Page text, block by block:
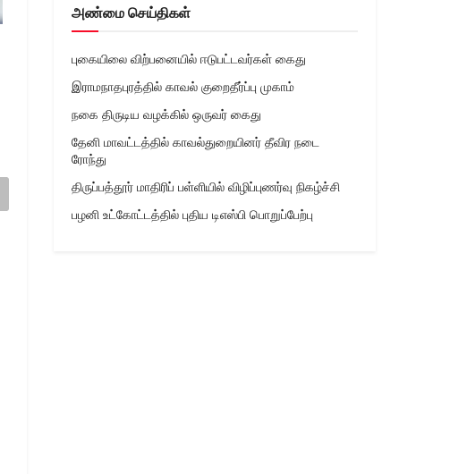
அண்மை செய்திகள்
புகையிலை விற்பனையில் ஈடுபட்டவர்கள் கைது
இராமநாதபுரத்தில் காவல் குறைதீர்ப்பு முகாம்
நகை திருடிய வழக்கில் ஒருவர் கைது
தேனி மாவட்டத்தில் காவல்துறையினர் தீவிர நடை
ரோந்து
திருப்பத்தூர் மாதிரிப் பள்ளியில் விழிப்புணர்வு நிகழ்ச்சி
பழனி உட்கோட்டத்தில் புதிய டிஎஸ்பி பொறுப்பேற்பு